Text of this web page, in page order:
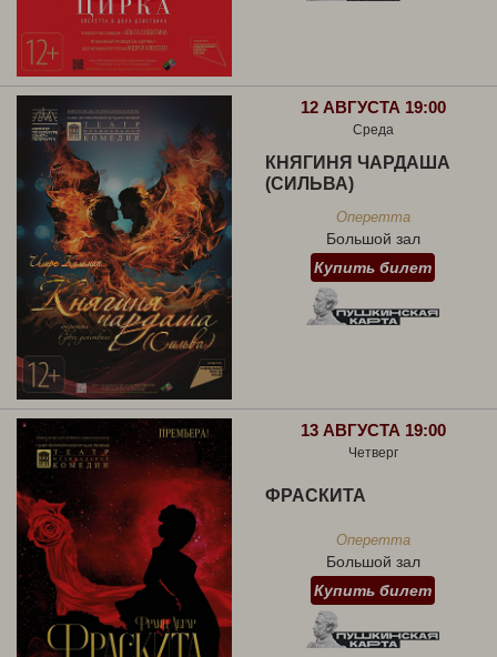
12 АВГУСТА 19:00
Среда
КНЯГИНЯ ЧАРДАША
(СИЛЬВА)
Оперетта
Большой зал
Купить билет
13 АВГУСТА 19:00
Четверг
ФРАСКИТА
Оперетта
Большой зал
Купить билет